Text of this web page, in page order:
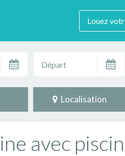
Louez
Localisation
avec